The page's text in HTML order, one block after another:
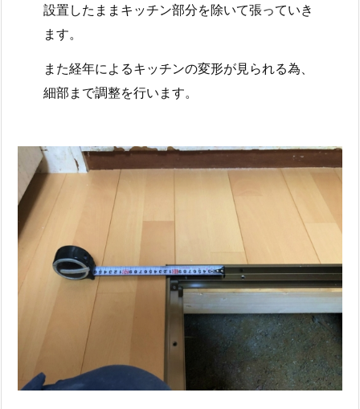
設置したままキッチン部分を除いて張っていき
ます。
また経年によるキッチンの変形が見られる為、
細部まで調整を行います。